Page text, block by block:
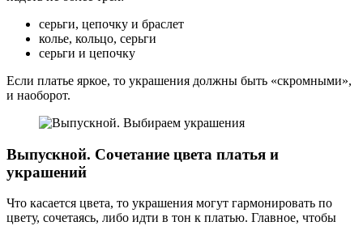
серьги, цепочку и браслет
колье, кольцо, серьги
серьги и цепочку
Если платье яркое, то украшения должны быть «скромными»,
и наоборот.
Выпускной. Сочетание цвета платья и
украшений
Что касается цвета, то украшения могут гармонировать по
цвету, сочетаясь, либо идти в тон к платью. Главное, чтобы